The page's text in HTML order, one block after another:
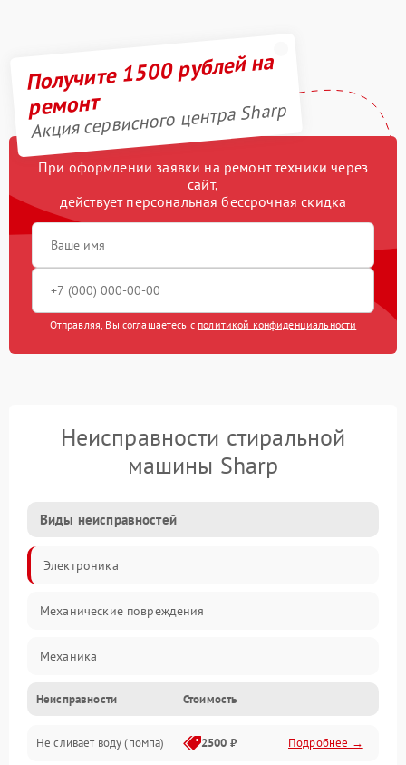
Получите 1500 рублей на
ремонт
Акция сервисного центра Sharp
При оформлении заявки на ремонт техники через
сайт,
действует персональная бессрочная скидка
Отправляя, Вы соглашаетесь с политикой конфиденциальности
Неисправности стиральной
машины Sharp
Виды неисправностей
Электроника
Механические повреждения
Механика
Электропитание
Водоснабжение
Неисправности Стоимость
Не сливает воду (помпа) 2500 ₽ Подробнее →